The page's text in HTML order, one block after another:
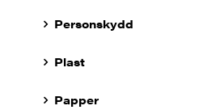
Personskydd
Plast
Papper